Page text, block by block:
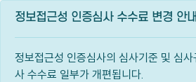
정보접근성 인증심사 수수료 변경 안내
정보접근성 인증심사의 심사기준 및 심
사 수수료 일부가 개편됩니다.